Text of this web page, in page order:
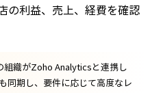
の利益、売上、経費を確認
組織がZoho Analyticsと連携し
同期し、要件に応じて高度なレ